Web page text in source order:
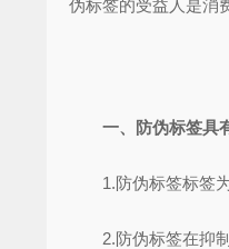
伪标签的受益人是消
一、防伪标签具
1.防伪标签标签为
2.防伪标签在抑制